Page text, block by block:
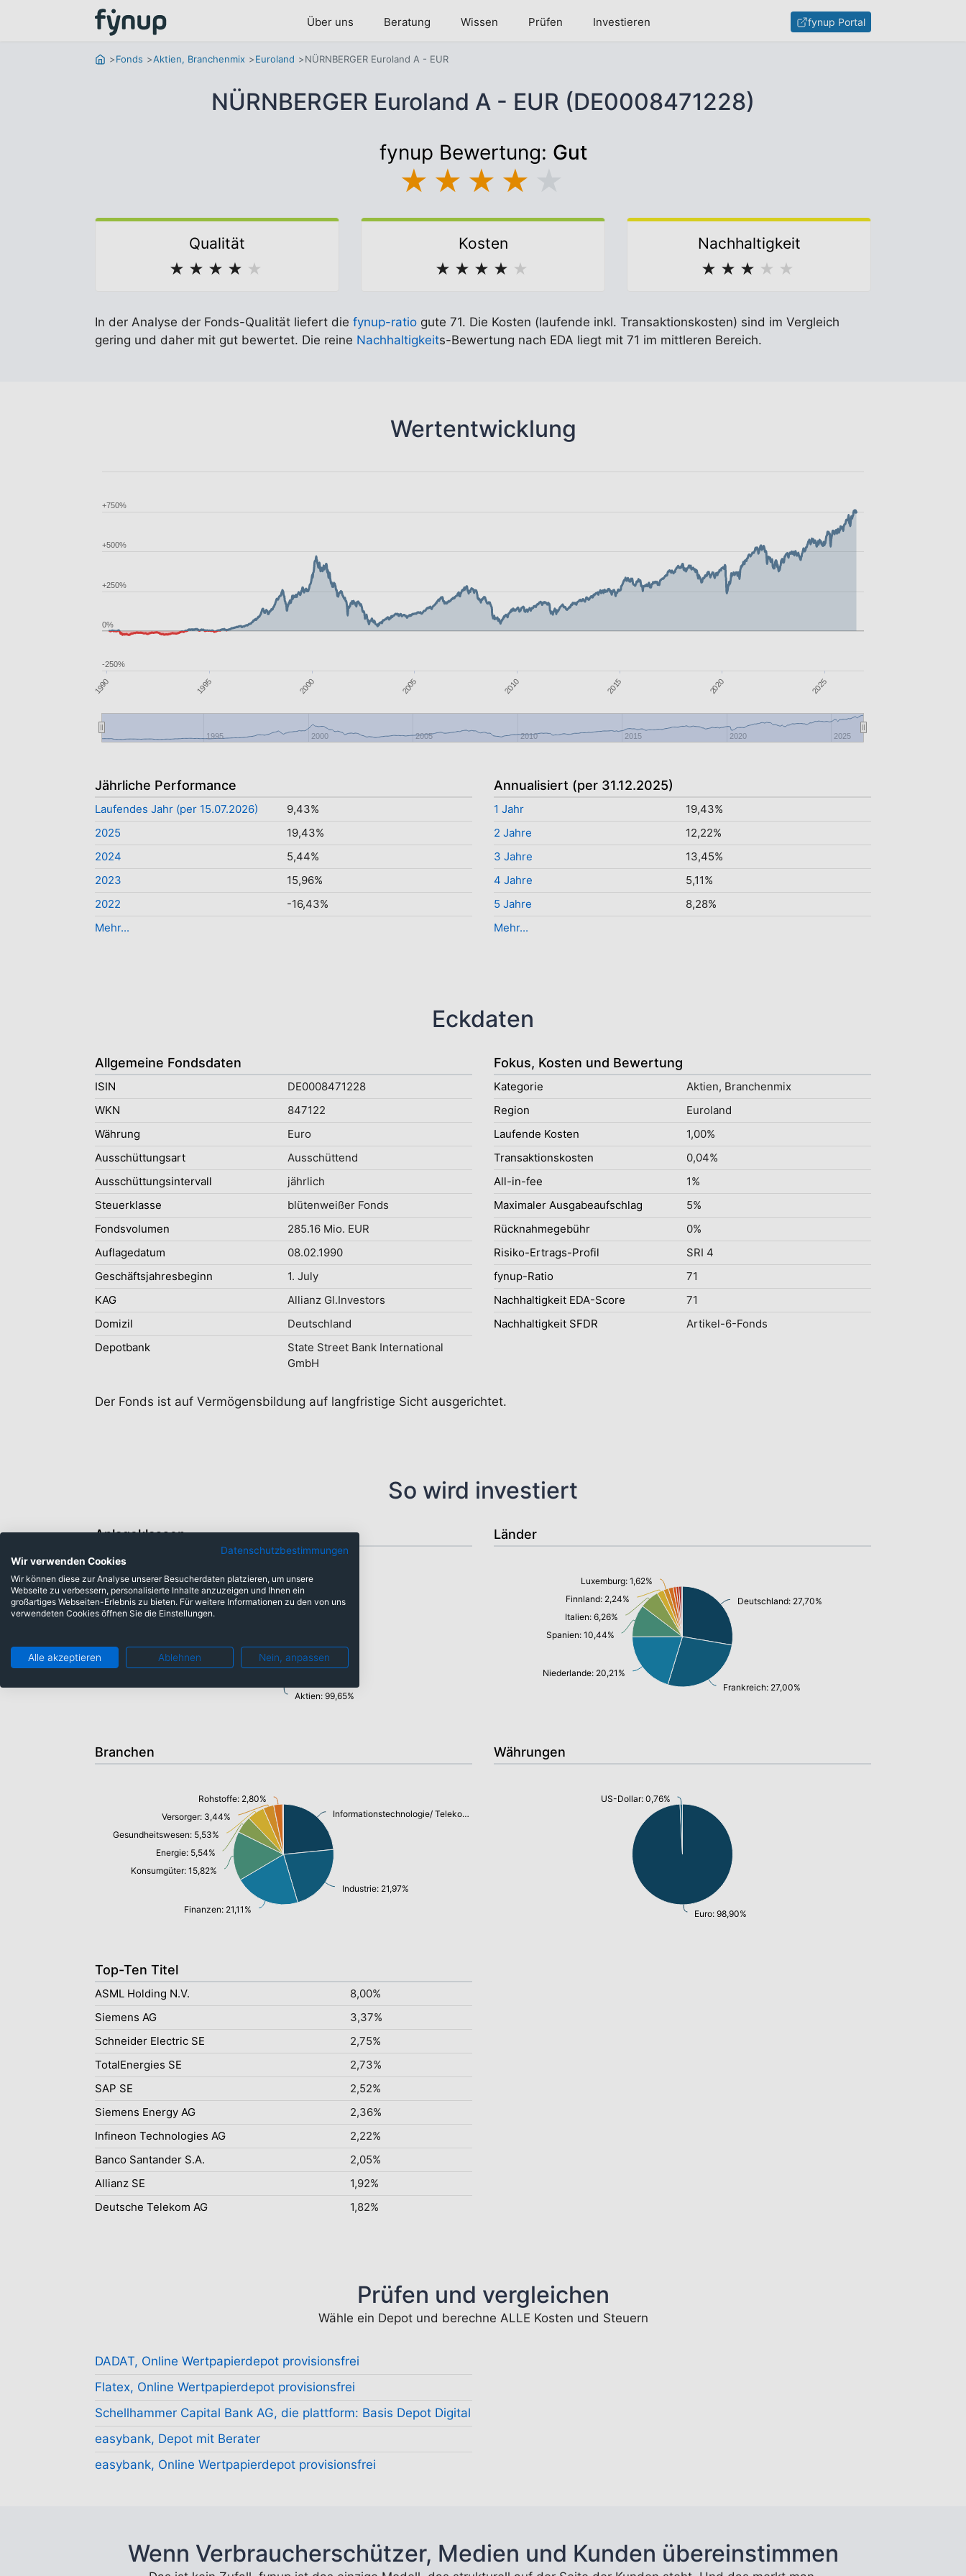
Über uns Beratung Wissen Prüfen Investieren fynup Portal
Fonds Aktien, Branchenmix Euroland NÜRNBERGER Euroland A - EUR
NÜRNBERGER Euroland A - EUR (DE0008471228)
fynup Bewertung: Gut
★ ★ ★ ★
Qualität
★ ★ ★ ★ ★
Kosten
★ ★ ★ ★ ★
Nachhaltigkeit
★ ★ ★ ★ ★
In der Analyse der Fonds-Qualität liefert die fynup-ratio gute 71. Die Kosten (laufende inkl. Transaktionskosten) sind im Vergleich
gering und daher mit gut bewertet. Die reine Nachhaltigkeits-Bewertung nach EDA liegt mit 71 im mittleren Bereich.
Wertentwicklung
1990 1995 2000 2005 2010 2015 2020 2025
1995 2000 2005 2010 2015 2020 2025
0%
-250%
+250%
+500%
+750%
Jährliche Performance
Laufendes Jahr (per 15.07.2026)
9,43%
2025
19,43%
2024
5,44%
2023
15,96%
2022
-16,43%
Mehr...
Annualisiert (per 31.12.2025)
1 Jahr
19,43%
2 Jahre
12,22%
3 Jahre
13,45%
4 Jahre
5,11%
5 Jahre
8,28%
Mehr...
Eckdaten
Allgemeine Fondsdaten
ISIN
DE0008471228
WKN
847122
Währung
Euro
Ausschüttungsart
Ausschüttend
Ausschüttungsintervall
jährlich
Steuerklasse
blütenweißer Fonds
Fondsvolumen
285.16 Mio. EUR
Auflagedatum
08.02.1990
Geschäftsjahresbeginn
1. July
KAG
Allianz Gl.Investors
Domizil
Deutschland
Depotbank
State Street Bank International
GmbH
Fokus, Kosten und Bewertung
Kategorie
Aktien, Branchenmix
Region
Euroland
Laufende Kosten
1,00%
Transaktionskosten
0,04%
All-in-fee
1%
Maximaler Ausgabeaufschlag
5%
Rücknahmegebühr
0%
Risiko-Ertrags-Profil
SRI 4
fynup-Ratio
71
Nachhaltigkeit EDA-Score
71
Nachhaltigkeit SFDR
Artikel-6-Fonds
Der Fonds ist auf Vermögensbildung auf langfristige Sicht ausgerichtet.
So wird investiert
Anlageklassen
Aktien: 99,65%
Barmittel: 0,34%
Länder
Deutschland: 27,70%
Frankreich: 27,00%
Niederlande: 20,21%
Spanien: 10,44%
Italien: 6,26%
Finnland: 2,24%
Luxemburg: 1,62%
Branchen
Informationstechnologie/ Telekommunikation: 23,44%
Industrie: 21,97%
Finanzen: 21,11%
Konsumgüter: 15,82%
Energie: 5,54%
Gesundheitswesen: 5,53%
Versorger: 3,44%
Rohstoffe: 2,80%
Währungen
Euro: 98,90%
US-Dollar: 0,76%
Top-Ten Titel
ASML Holding N.V.
8,00%
Siemens AG
3,37%
Schneider Electric SE
2,75%
TotalEnergies SE
2,73%
SAP SE
2,52%
Siemens Energy AG
2,36%
Infineon Technologies AG
2,22%
Banco Santander S.A.
2,05%
Allianz SE
1,92%
Deutsche Telekom AG
1,82%
Prüfen und vergleichen
Wähle ein Depot und berechne ALLE Kosten und Steuern
DADAT, Online Wertpapierdepot provisionsfrei
Flatex, Online Wertpapierdepot provisionsfrei
Schellhammer Capital Bank AG, die plattform: Basis Depot Digital
easybank, Depot mit Berater
easybank, Online Wertpapierdepot provisionsfrei
Wenn Verbraucherschützer, Medien und Kunden übereinstimmen
Datenschutzbestimmungen
Wir verwenden Cookies
Wir können diese zur Analyse unserer Besucherdaten platzieren, um unsere
Webseite zu verbessern, personalisierte Inhalte anzuzeigen und Ihnen ein
großartiges Webseiten-Erlebnis zu bieten. Für weitere Informationen zu den von uns
verwendeten Cookies öffnen Sie die Einstellungen.
Alle akzeptieren Ablehnen Nein, anpassen